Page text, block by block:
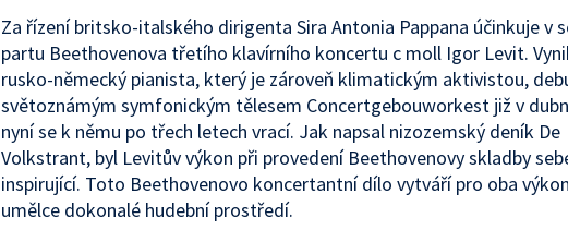
Za řízení britsko-italského dirigenta Sira Antonia Pappana účinkuje v
partu Beethovenova třetího klavírního koncertu c moll Igor Levit.
rusko-německý pianista, který je zároveň klimatickým aktivistou,
světoznámým symfonickým tělesem Concertgebouworkest již v
nyní se k němu po třech letech vrací. Jak napsal nizozemský deník De
Volkstrant, byl Levitův výkon při provedení Beethovenovy skladby
inspirující. Toto Beethovenovo koncertantní dílo vytváří pro oba
umělce dokonalé hudební prostředí.